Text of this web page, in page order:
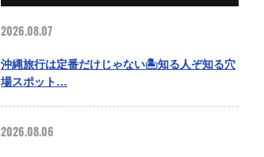
2026.08.07
沖縄旅行は定番だけじゃない🏝️知る人ぞ知る穴
場スポット…
2026.08.06